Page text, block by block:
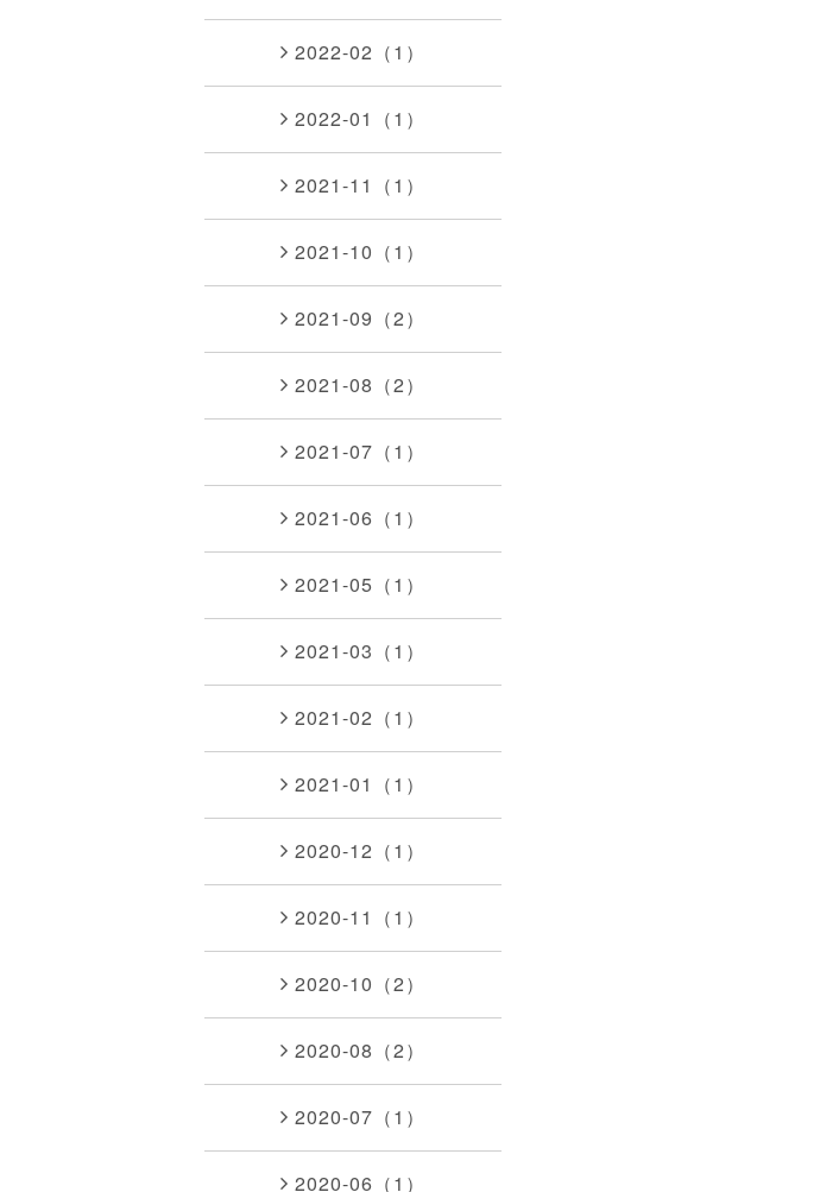
2022-02（1）
2022-01（1）
2021-11（1）
2021-10（1）
2021-09（2）
2021-08（2）
2021-07（1）
2021-06（1）
2021-05（1）
2021-03（1）
2021-02（1）
2021-01（1）
2020-12（1）
2020-11（1）
2020-10（2）
2020-08（2）
2020-07（1）
2020-06（1）